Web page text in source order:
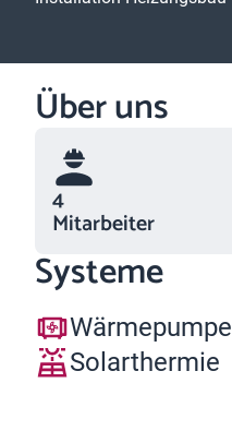
Über uns
4
Mitarbeiter
Systeme
Wärmepumpe
Solarthermie